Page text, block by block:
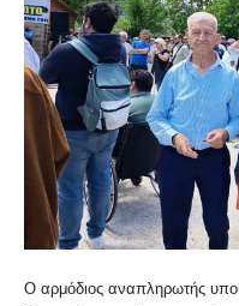
Ο αρμόδιος αναπληρωτής